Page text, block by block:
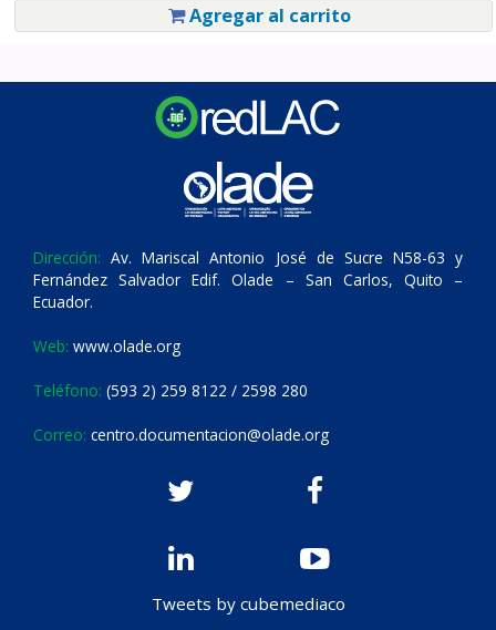
Agregar al carrito
Dirección: Av. Mariscal Antonio José de Sucre N58-63 y
Fernández Salvador Edif. Olade – San Carlos, Quito –
Ecuador.
Web: www.olade.org
Teléfono: (593 2) 259 8122 / 2598 280
Correo: centro.documentacion@olade.org
Tweets by cubemediaco